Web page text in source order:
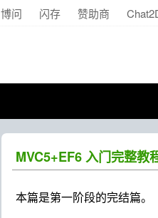
博问 闪存 赞助商
MVC5+EF6 入门完整教
本篇是第一阶段的完结篇。